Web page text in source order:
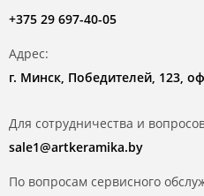
+375 29 697-40-05
Адрес:
г. Минск, Победителей, 123,
Для сотрудничества и
sale1@artkeramika.by
По вопросам сервисного